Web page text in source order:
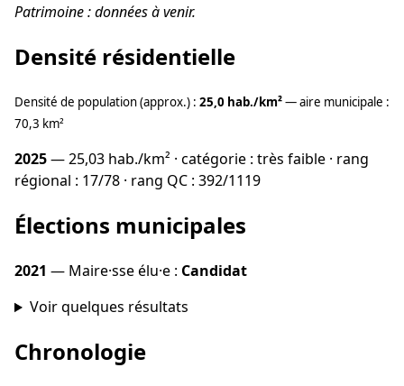
Patrimoine : données à venir.
Densité résidentielle
Densité de population (approx.) : 25,0 hab./km²— aire municipale :
70,3 km²
2025— 25,03 hab./km² · catégorie : très faible · rang
régional : 17/78 · rang QC : 392/1119
Élections municipales
2021 — Maire·sse élu·e : Candidat
Voir quelques résultats
Chronologie